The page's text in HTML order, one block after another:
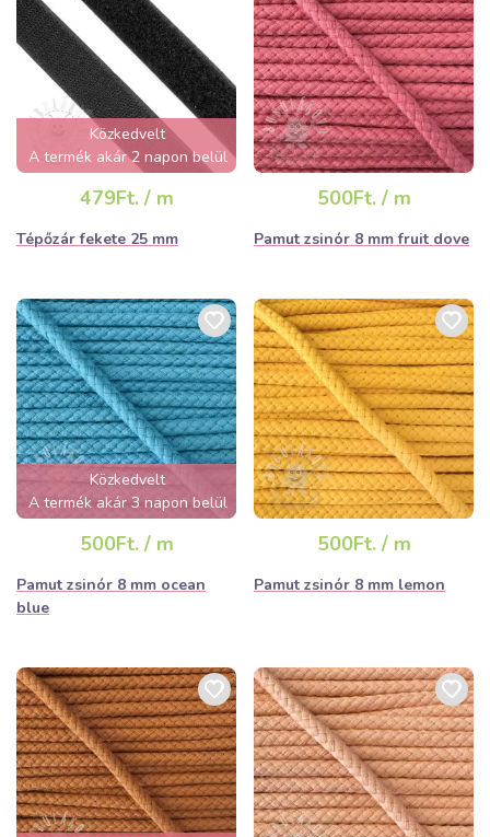
Közkedvelt
A termék akár 2 napon belül
479Ft. / m
Tépőzár fekete 25 mm
500Ft. / m
Pamut zsinór 8 mm fruit dove
Közkedvelt
A termék akár 3 napon belül
500Ft. / m
Pamut zsinór 8 mm ocean
blue
500Ft. / m
Pamut zsinór 8 mm lemon